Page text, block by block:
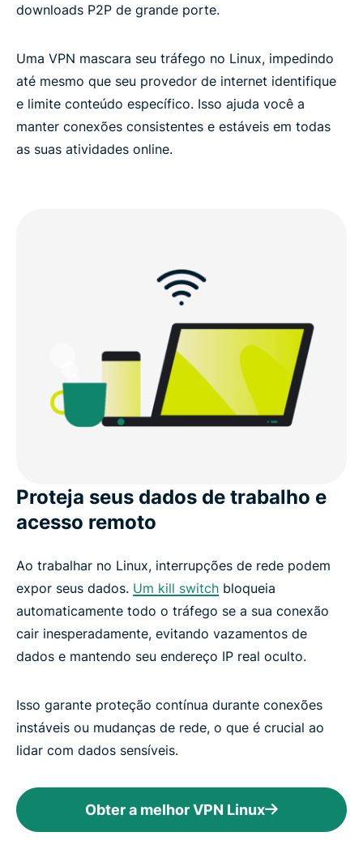
downloads P2P de grande porte.
Uma VPN mascara seu tráfego no Linux, impedindo
até mesmo que seu provedor de internet identifique
e limite conteúdo específico. Isso ajuda você a
manter conexões consistentes e estáveis ​​em todas
as suas atividades online.
Proteja seus dados de trabalho e
acesso remoto
Ao trabalhar no Linux, interrupções de rede podem
expor seus dados. Um kill switch bloqueia
automaticamente todo o tráfego se a sua conexão
cair inesperadamente, evitando vazamentos de
dados e mantendo seu endereço IP real oculto.
Isso garante proteção contínua durante conexões
instáveis ​​ou mudanças de rede, o que é crucial ao
lidar com dados sensíveis.
Obter a melhor VPN Linux